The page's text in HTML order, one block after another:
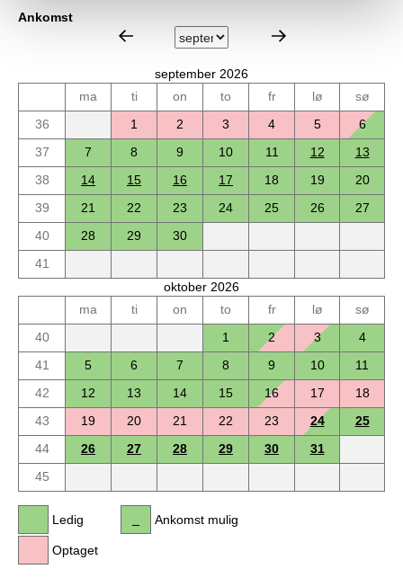
Ankomst
september 2026
ma
ti on to fr lø
sø
36
1 2 3 4 5
6
37
7 8 9 10 11 12
13
38
14 15 16 17 18 19
20
39
21 22 23 24 25 26
27
40
28 29
30
41
oktober 2026
ma
ti on to fr lø
sø
40
1 2 3
4
41
5 6 7 8 9 10
11
42
12 13 14 15 16 17
18
43
19 20 21 22 23 24
25
44
26 27 28 29 30
31
45
Ledig
Optaget
Ankomst mulig